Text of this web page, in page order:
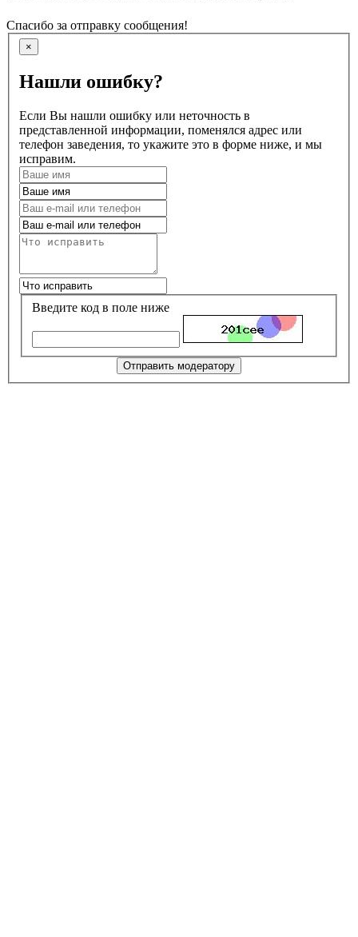
Спасибо за отправку сообщения!
×
Нашли ошибку?
Если Вы нашли ошибку или неточность в
представленной информации, поменялся адрес или
телефон заведения, то укажите это в форме ниже, и мы
исправим.
Введите код в поле ниже
Отправить модератору